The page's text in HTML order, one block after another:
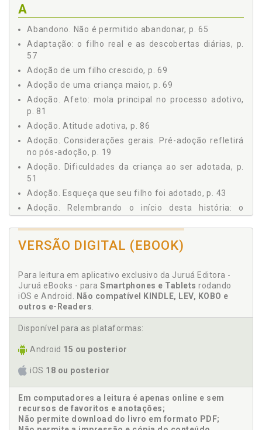
5.3 Diaadia na nova família, p. 75
5.4 Desafio diário - lidar com conflitos, p. 76
Capítulo VI, Sentimentos que permeiam a adoção, p. 81
6.1 Afeto: mola principal no processo adotivo, p. 81
6.2 Rol de alguns sentimentos mais comuns no processo
adotivo, p. 83
Capítulo VII, Como superar as dificuldades?, p. 89
7.1 Solução: papel dos pais, p. 89
7.2 Primeiros tempos na família, p. 91
7.3 Palpites para solucionar os conflitos, p. 93
Referências, p. 99
A
Abandono. Não é permitido abandonar, p. 65
Adaptação: o filho real e as descobertas diárias, p.
57
Adoção de um filho crescido, p. 69
Adoção de uma criança maior, p. 69
Adoção. Afeto: mola principal no processo adotivo,
p. 81
Adoção. Atitude adotiva, p. 86
Adoção. Considerações gerais. Pré-adoção refletirá
no pós-adoção, p. 19
Adoção. Dificuldades da criança ao ser adotada, p.
51
Adoção. Esqueça que seu filho foi adotado, p. 43
Adoção. Relembrando o início desta história: o
Adoção. Tão grande! Não tinha um menorzinho?, p.
Adotar: decisão consciente, p. 25
Adotivo não é sobrenome, p. 54
Adulto. Papel dos adultos, p. 29
Afeto: mola principal no processo adotivo, p. 81
Atitude adotiva, p. 86
C
Considerações gerais. Pré-adoção refletirá no pós-
adoção, p. 19
Criança maior. Adoção de uma criança maior, p. 69
VERSÃO DIGITAL (EBOOK)
Para leitura em aplicativo exclusivo da Juruá Editora -
Juruá eBooks - para Smartphones e Tablets rodando
iOS e Android. Não compatível KINDLE, LEV, KOBO e
outros e-Readers.
Disponível para as plataformas:
Android 15 ou posterior
iOS 18 ou posterior
Em computadores a leitura é apenas online e sem
recursos de favoritos e anotações;
Não permite download do livro em formato PDF;